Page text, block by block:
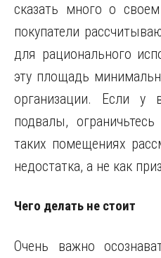
сказать много о
покупатели
для рационального
эту площадь
организации. Если у
подвалы,
таких помещениях
недостатка, а не как
Чего делать не стоит
Очень важно